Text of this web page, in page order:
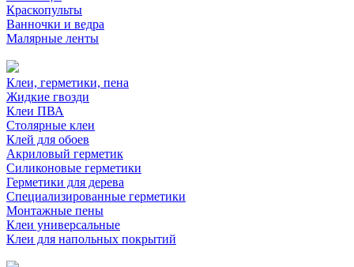
Краскопульты
Ванночки и ведра
Малярные ленты
Клеи, герметики, пена
Жидкие гвозди
Клеи ПВА
Столярные клеи
Клей для обоев
Акриловый герметик
Силиконовые герметики
Герметики для дерева
Специализированные герметики
Монтажные пены
Клеи универсальные
Клеи для напольных покрытий